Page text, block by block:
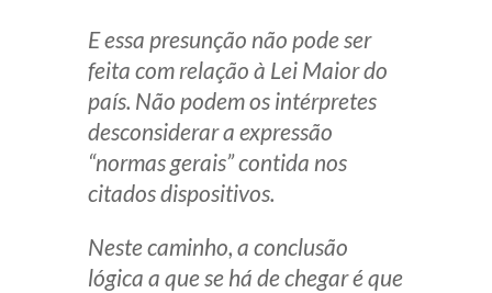
E essa presunção não pode ser
feita com relação à Lei Maior do
país. Não podem os intérpretes
desconsiderar a expressão
“normas gerais” contida nos
citados dispositivos.
Neste caminho, a conclusão
lógica a que se há de chegar é que